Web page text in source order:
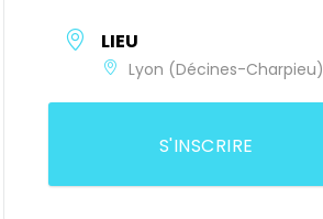
LIEU
Lyon (Décines-Charpieu)
S'INSCRIRE